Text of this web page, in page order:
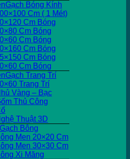
Gạch Bóng Kính
Cm ( 1 Mét)
Cm Bóng
Cm Bóng
Cm Bóng
Cm Bóng
Cm Bóng
Cm Bóng
Gạch Trang Trí
Trang Trí
Vàng – Bạc
Thủ Công
Thuật 3D
Gạch Bông
Men 20×20 Cm
Men 30×30 Cm
Xi Măng